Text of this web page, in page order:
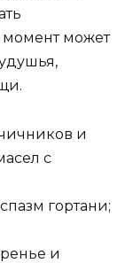
момент может
и
с
гортани;
и